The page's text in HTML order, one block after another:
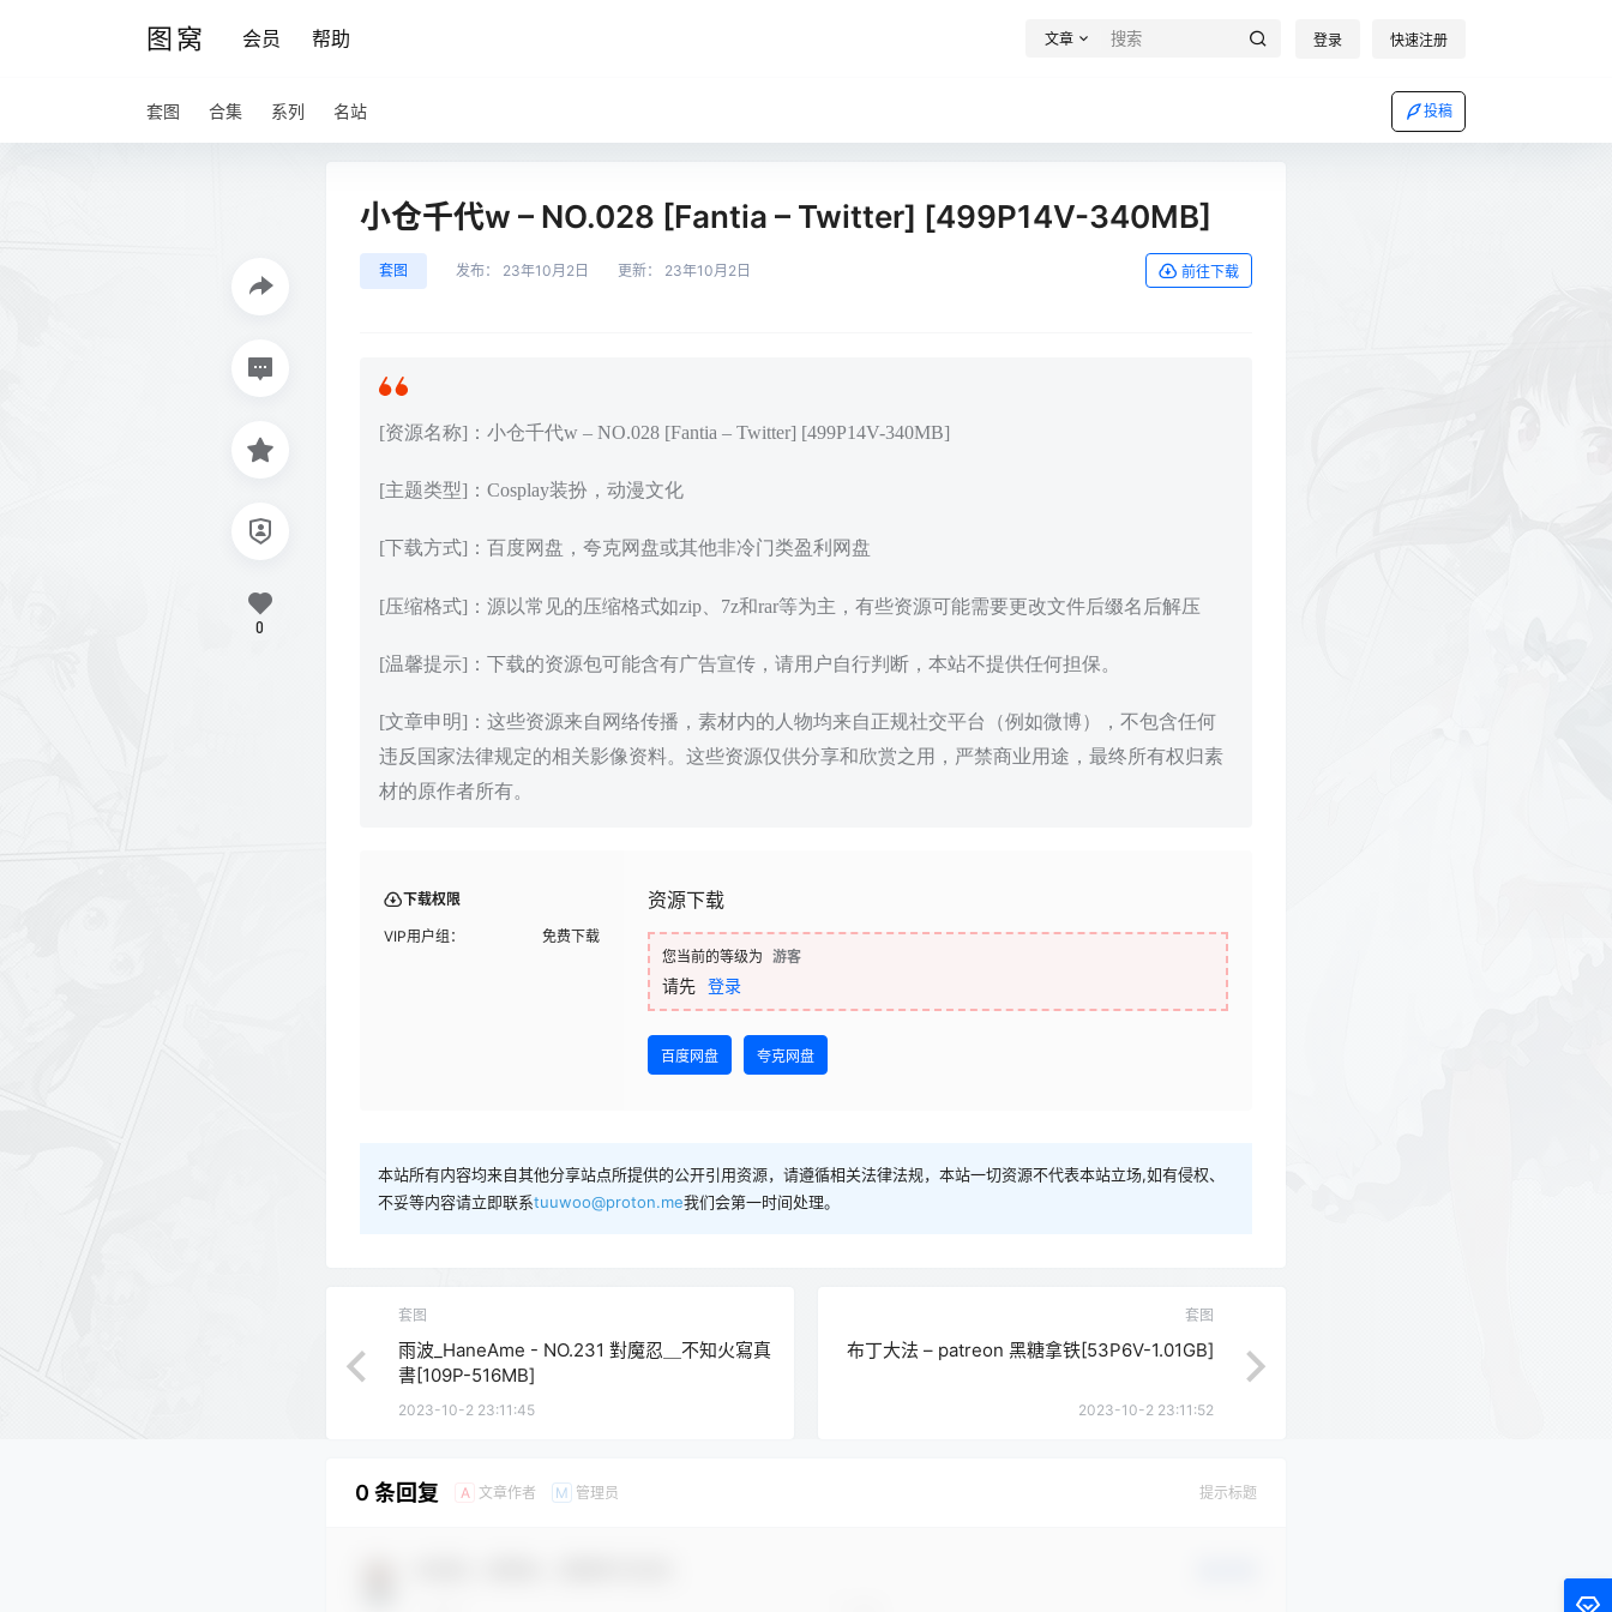
图窝 会员 帮助 文章 登录 快速注册
套图 合集 系列 名站 投稿
小仓千代w – NO.028 [Fantia – Twitter] [499P14V-340MB]
套图 发布： 23年10月2日 更新： 23年10月2日 前往下载
[资源名称]：小仓千代w – NO.028 [Fantia – Twitter] [499P14V-340MB]
[主题类型]：Cosplay装扮，动漫文化
[下载方式]：百度网盘，夸克网盘或其他非冷门类盈利网盘
[压缩格式]：源以常见的压缩格式如zip、7z和rar等为主，有些资源可能需要更改文件后缀名后解压
[温馨提示]：下载的资源包可能含有广告宣传，请用户自行判断，本站不提供任何担保。
[文章申明]：这些资源来自网络传播，素材内的人物均来自正规社交平台（例如微博），不包含任何
违反国家法律规定的相关影像资料。这些资源仅供分享和欣赏之用，严禁商业用途，最终所有权归素
材的原作者所有。
下载权限
VIP用户组： 免费下载
资源下载
您当前的等级为 游客
请先 登录
百度网盘 夸克网盘
本站所有内容均来自其他分享站点所提供的公开引用资源，请遵循相关法律法规，本站一切资源不代表本站立场,如有侵权、
不妥等内容请立即联系tuuwoo@proton.me我们会第一时间处理。
0
套图
雨波_HaneAme - NO.231 對魔忍＿不知火寫真
書[109P-516MB]
2023-10-2 23:11:45
套图
布丁大法 – patreon 黑糖拿铁[53P6V-1.01GB]
2023-10-2 23:11:52
0 条回复 A 文章作者 M 管理员 提示标题